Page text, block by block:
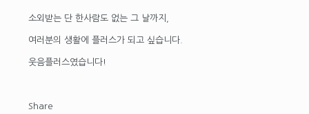
소외받는 단 한사람도 없는 그 날까지,
여러분의 생활에 플러스가 되고 싶습니다.
웃음플러스였습니다!
Share